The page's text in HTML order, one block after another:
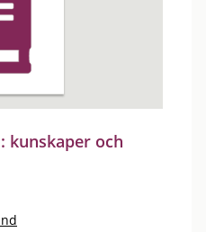
kunskaper och